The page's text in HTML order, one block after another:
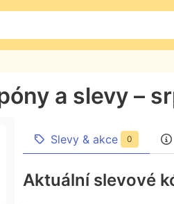
a slevy –
Slevy & akce 0
Aktuální slevové